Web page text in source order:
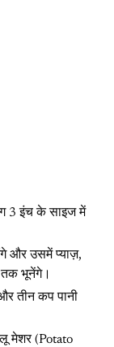
3 इंच के साइज में
और उसमें प्याज़,
भूनेंगे।
तीन कप पानी
मेशर (Potato